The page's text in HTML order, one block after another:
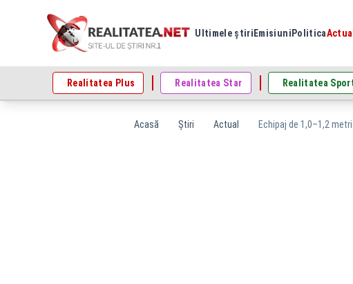
Ultimele știri Emisiuni PoliticaActual
Realitatea Plus Realitatea Star Realitatea
Acasă Știri Actual Echipaj de 1,0–1,2